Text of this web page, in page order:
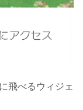
飛べるウィジェ